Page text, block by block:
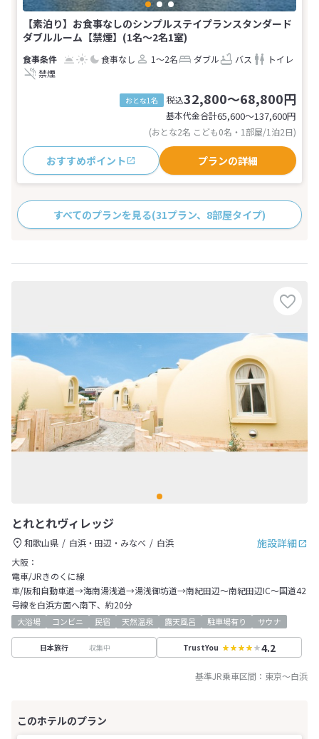
【素泊り】お食事なしのシンプルステイプランスタンダード
ダブルルーム【禁煙】(1名～2名1室)
食事なし 1～2名 ダブル バス
トイレ
禁煙
おとな1名 税込32,800～68,800円
基本代金合計65,600〜137,600円
(おとな2名 こども0名・1部屋/1泊2日)
おすすめポイント プランの詳細
すべてのプランを見る(31プラン、8部屋タイプ)
とれとれヴィレッジ
施設詳細
和歌山県 白浜・田辺・みなべ
白浜
大阪：
電車/JRきのくに線
車/阪和自動車道→海南湯浅道→湯浅御坊道→南紀田辺～南紀田辺IC～国道42
号線を白浜方面へ南下、約20分
大浴場 コンビニ 民宿 天然温泉 露天風呂 駐車場有り サウナ
日本旅行 収集中 TrustYou 4.2
基準JR乗車区間： 東京～白浜